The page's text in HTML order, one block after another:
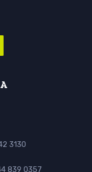
3130
839 0357